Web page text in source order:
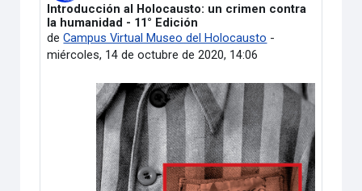
Introducción al Holocausto: un crimen contra
la humanidad - 11° Edición
deCampus Virtual Museo del Holocausto -
miércoles, 14 de octubre de 2020, 14:06
Número de respuestas: 0